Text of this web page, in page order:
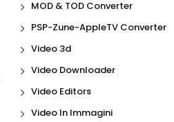
MOD & TOD Converter
PSP-Zune-AppleTV Converter
Video 3d
Video Downloader
Video Editors
Video In Immagini